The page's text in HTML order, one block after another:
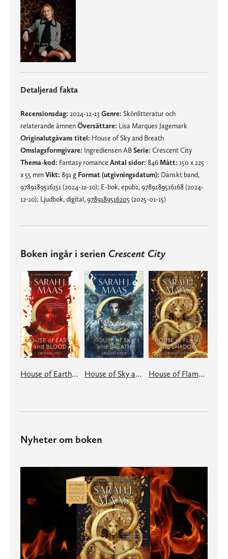
Detaljerad fakta
Recensionsdag: 2024-12-13 Genre: Skönlitteratur och
relaterande ämnenÖversättare: Lisa Marques Jagemark
Originalutgåvans titel: House of Sky and Breath
Omslagsformgivare: Ingrediensen ABSerie: Crescent City
Thema-kod: Fantasy romance Antal sidor: 846 Mått: 150 x 225
x 55 mmVikt: 891 g Format (utgivningsdatum): Danskt band,
9789189516151 (2024-12-10); E-bok, epub2, 9789189516168 (2024-
12-10); Ljudbok, digital,9789189516205 (2025-01-15)
Boken ingår i serien Crescent City
House of Earth and Blood House of Sky and Breath House of Flame and Shadow
Nyheter om boken